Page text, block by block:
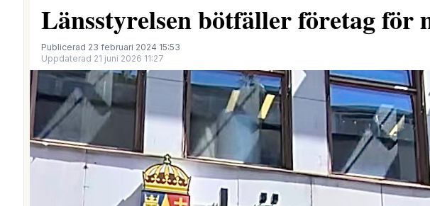
Länsstyrelsen bötfäller företag
Publicerad 23 februari 2024 15:53
Uppdaterad 21 juni 2026 11:27